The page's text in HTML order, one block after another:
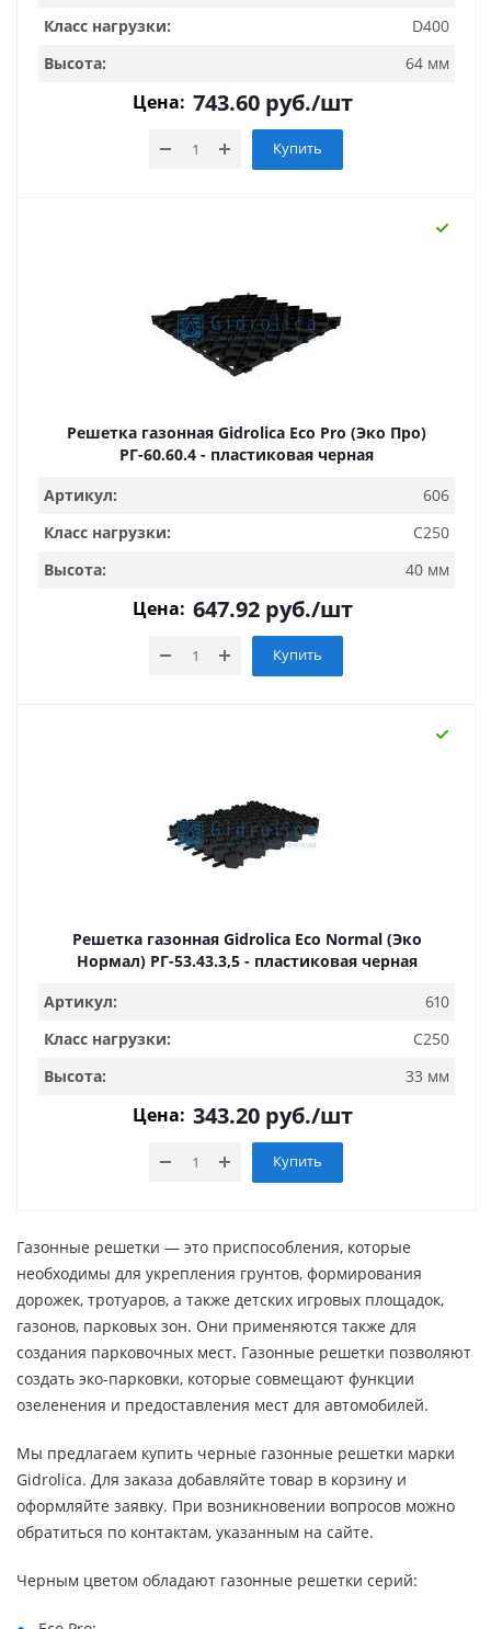
Класс нагрузки:
D400
Высота:
64 мм
Цена: 743.60 руб./шт
Купить
Решетка газонная Gidrolica Eco Pro (Эко Про)
РГ-60.60.4 - пластиковая черная
Артикул:
606
Класс нагрузки:
C250
Высота:
40 мм
Цена: 647.92 руб./шт
Купить
Решетка газонная Gidrolica Eco Normal (Эко
Нормал) РГ-53.43.3,5 - пластиковая черная
Артикул:
610
Класс нагрузки:
C250
Высота:
33 мм
Цена: 343.20 руб./шт
Купить
Газонные решетки — это приспособления, которые
необходимы для укрепления грунтов, формирования
дорожек, тротуаров, а также детских игровых площадок,
газонов, парковых зон. Они применяются также для
создания парковочных мест. Газонные решетки позволяют
создать эко-парковки, которые совмещают функции
озеленения и предоставления мест для автомобилей.
Мы предлагаем купить черные газонные решетки марки
Gidrolica. Для заказа добавляйте товар в корзину и
оформляйте заявку. При возникновении вопросов можно
обратиться по контактам, указанным на сайте.
Черным цветом обладают газонные решетки серий: